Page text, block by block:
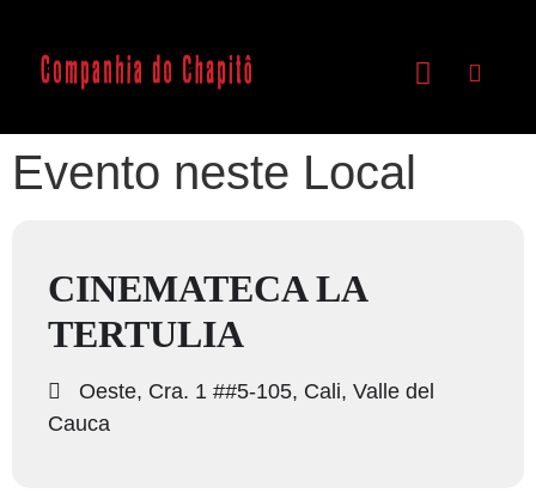
Evento neste Local
CINEMATECA LA
TERTULIA
Oeste, Cra. 1 ##5-105, Cali, Valle del
Cauca